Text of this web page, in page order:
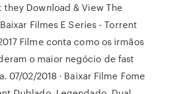
Download & View The
Filmes E Series - Torrent
Filme conta como os irmãos
o maior negócio de fast
07/02/2018 · Baixar Filme Fome